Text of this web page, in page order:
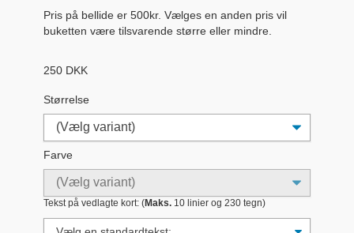
Pris på bellide er 500kr. Vælges en anden pris vil
buketten være tilsvarende større eller mindre.
250 DKK
Størrelse
Farve
Tekst på vedlagte kort: (Maks. 10 linier og 230 tegn)